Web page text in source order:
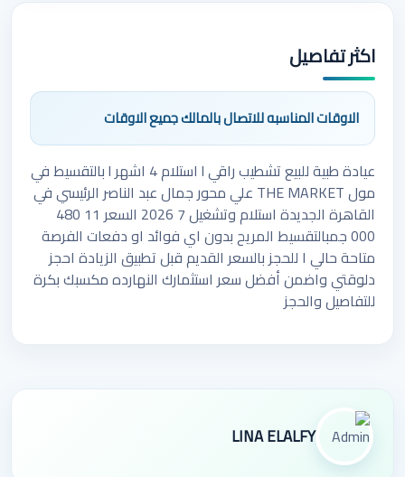
اكثر تفاصيل
الاوقات المناسبه للاتصال بالمالك جميع الاوقات
عيادة طبية للبيع تشطيب راقي l استلام 4 اشهر l بالتقسيط في
مول THE MARKET علي محور جمال عبد الناصر الرئيسي في
القاهرة الجديدة استلام وتشغيل 7 2026 السعر 11 480
000 جمبالتقسيط المريح بدون اي فوائد او دفعات الفرصة
متاحة حالي ا للحجز بالسعر القديم قبل تطبيق الزيادة احجز
دلوقتي واضمن أفضل سعر استثمارك النهارده مكسبك بكرة
للتفاصيل والحجز
LINA ELALFY